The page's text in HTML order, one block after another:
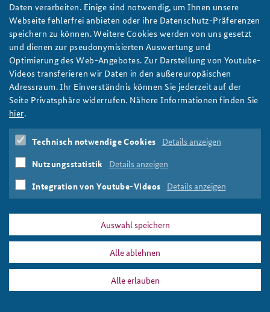
Directions
Further Events
Das Kapitol in Washington D.C. vor blauem Himmel.
Elemente globaler Ordnung und die Rolle der USA
weiter
Seminar für Sicherheitspolitik
USA,Schuldenkrise,
Energiesicherheit
Fracking,Schwellenländer Rüstung
Freihandelsabkommen
DATA PRIVACY IMPRINT
Freihandelsabkommen Print
Daten verarbeiten. Einige sind notwendig, um Ihnen unsere
Webseite fehlerfrei anbieten oder ihre Datenschutz-Präferenzen
speichern zu können. Weitere Cookies werden von uns gesetzt
und dienen zur pseudonymisierten Auswertung und
Optimierung des Web-Angebotes. Zur Darstellung von Youtube-
Videos transferieren wir Daten in den außereuropäischen
Adressraum. Ihr Einverständnis können Sie jederzeit auf der
Seite Privatsphäre widerrufen. Nähere Informationen finden Sie
hier.
Technisch notwendige Cookies Details anzeigen
Nutzungsstatistik Details anzeigen
Integration von Youtube-Videos Details anzeigen
Auswahl speichern
Alle ablehnen
Alle erlauben